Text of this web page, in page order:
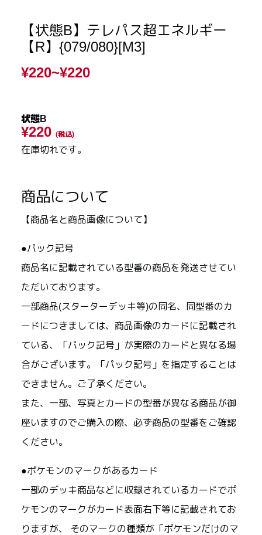
【状態B】テレパス超エネルギー
【R】{079/080}[M3]
¥220~¥220
状態B
¥220 (税込)
在庫切れです。
商品について
【商品名と商品画像について】
●パック記号
商品名に記載されている型番の商品を発送させてい
ただいております。
一部商品(スターターデッキ等)の同名、同型番のカ
ードにつきましては、商品画像のカードに記載され
ている、「パック記号」が実際のカードと異なる場
合がございます。「パック記号」を指定することは
できません。ご了承ください。
また、一部、写真とカードの型番が異なる商品が御
座いますのでご購入の際、必ず商品の型番をご確認
ください。
●ポケモンのマークがあるカード
一部のデッキ商品などに収録されているカードでポ
ケモンのマークがカード表面右下等に記載されてお
りますが、 そのマークの種類が「ポケモンだけのマ